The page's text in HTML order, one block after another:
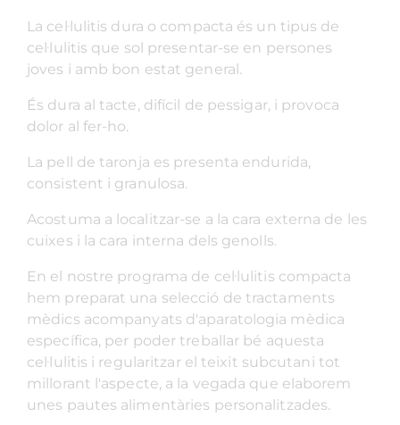
La cel·lulitis dura o compacta és un tipus de
cel·lulitis que sol presentar-se en persones
joves i amb bon estat general.
És dura al tacte, difícil de pessigar, i provoca
dolor al fer-ho.
La pell de taronja es presenta endurida,
consistent i granulosa.
Acostuma a localitzar-se a la cara externa de les
cuixes i la cara interna dels genolls.
En el nostre programa de cel·lulitis compacta
hem preparat una selecció de tractaments
mèdics acompanyats d'aparatologia mèdica
específica, per poder treballar bé aquesta
cel·lulitis i regularitzar el teixit subcutani tot
millorant l'aspecte, a la vegada que elaborem
unes pautes alimentàries personalitzades.